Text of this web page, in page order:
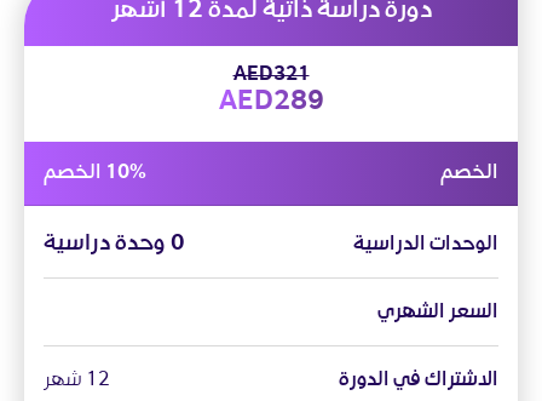
دورة دراسة ذاتية لمدة 12 أشهر
AED321
AED289
الخصم 10% الخصم
الوحدات الدراسية 0 وحدة دراسية
السعر الشهري
الاشتراك في الدورة 12 شهر